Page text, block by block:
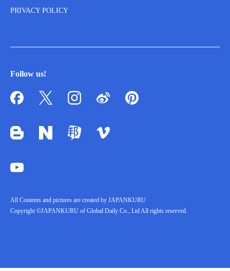
PRIVACY POLICY
Follow us!
All Contents and pictures are created by JAPANKURU
Copyright ©JAPANKURU of Global Daily Co., Ltd All rights reserved.